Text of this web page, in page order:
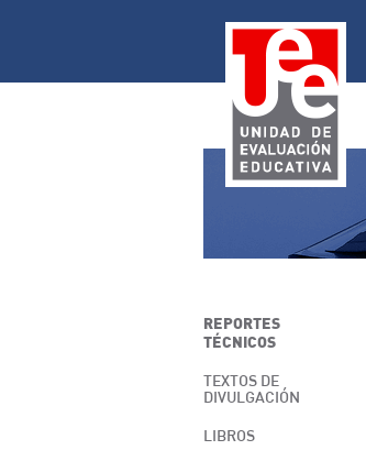
REPORTES
TÉCNICOS
TEXTOS DE
DIVULGACIÓN
LIBROS